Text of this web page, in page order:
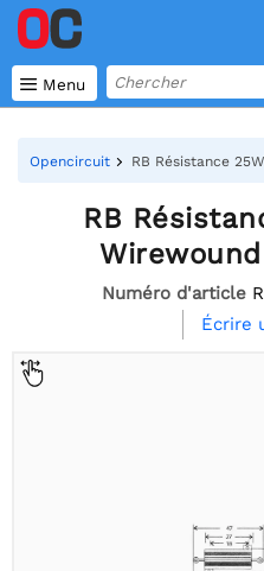
 Menu
Opencircuit RB Résistance
RB
Numéro d'article
Écrire